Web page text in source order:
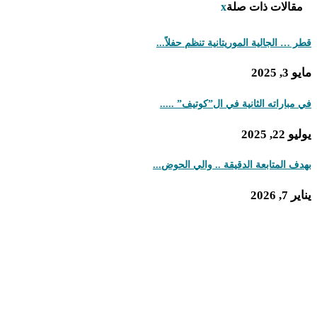
مقالات ذات صلةx
قطر … الجالية الموريتانية تنظم حفلاً...
مايو 3, 2025
في مباراته الثانية في ال”كوتيف” .....
يوليو 22, 2025
بهدف المتابعة الدقيقة .. والي الحوض...
يناير 7, 2026